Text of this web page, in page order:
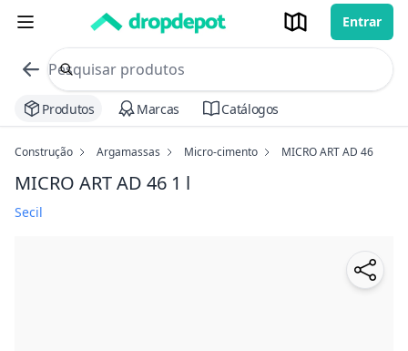
Entrar
commerce search no header
Procurar
Produtos Marcas Catálogos
Construção Argamassas Micro-cimento MICRO ART AD 46
MICRO ART AD 46 1 l
Secil